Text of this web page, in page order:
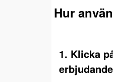
Hur
1. Klicka